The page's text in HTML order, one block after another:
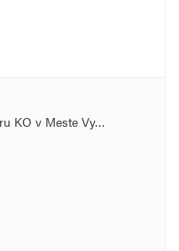
KO v Meste Vy…